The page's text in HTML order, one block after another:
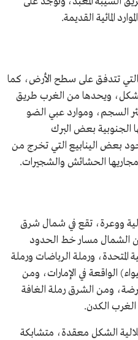
المائية القديمة.
تتدفق على سطح الأرض، كما
ويحدها من الغرب طريق
السجم، وموارد عبي الضو
الجنوبية بعض البرك
بعض الينابيع التي تخرج من
الحشائش والشجيرات.
ووعرة، تقع في شمال شرق
من الشمال مسار خط الحدود
المتحدة، ورملة الرباضات ورملة
الواقعة في الإمارات، ومن
ومن الشرق رملة الغافة
الكدن.
الشكل معقدة، متشابكة